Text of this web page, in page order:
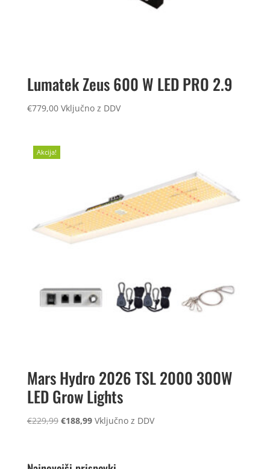
Lumatek Zeus 600 W LED PRO 2.9
€779,00 Vključno z DDV
Akcija!
Mars Hydro 2026 TSL 2000 300W
LED Grow Lights
€229,99 Izvirna
bila:
€188,99Trenutna
€188,99.
Vključno z DDV